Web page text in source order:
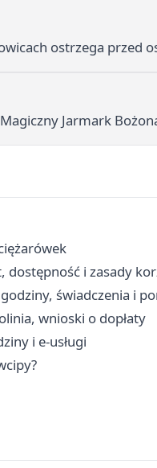
ostrzega przed
Jarmark
i zasady
świadczenia i
wnioski o dopłaty
i e-usługi